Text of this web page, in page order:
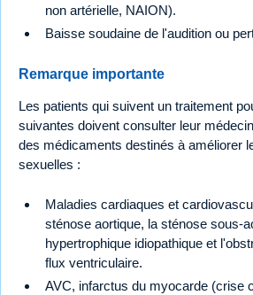
non artérielle, NAION).
Baisse soudaine de l'audition ou
Remarque importante
Les patients qui suivent un traitement
suivantes doivent consulter leur
des médicaments destinés à améliorer
sexuelles :
Maladies cardiaques et
sténose aortique, la sténose sous-
hypertrophique idiopathique et
flux ventriculaire.
AVC, infarctus du myocarde (crise